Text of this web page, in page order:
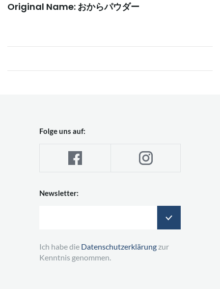
Original Name: おからパウダー
Folge uns auf:
Newsletter:
Ich habe die Datenschutzerklärung zur
Kenntnis genommen.